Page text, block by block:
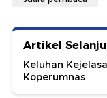
Artikel
Keluhan
Koperumnas